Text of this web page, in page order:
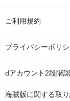
ご利用規約
プライバシーポリ
dアカウント2段階
海賊版に関する取